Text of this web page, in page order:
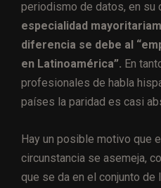
periodismo de datos, en su
especialidad
diferencia se debe al
en Latinoamérica”. En
profesionales de habla
países la paridad es casi
Hay un posible motivo que
circunstancia se asemeja,
que se da en el conjunto